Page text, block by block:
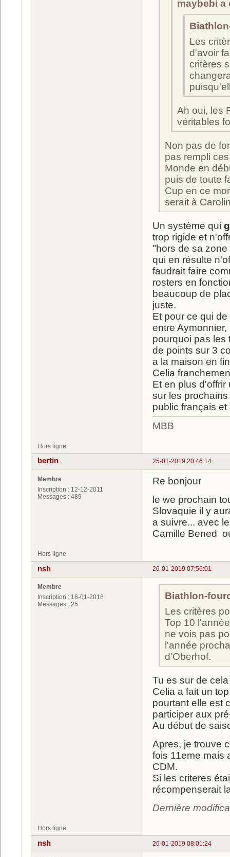
maybebi a
Les
d'avoir
critères
Ah oui, les
véritables
Non pas de
pas rempli
Monde en
puis de toute
Cup en ce
serait à
Un système qui
trop rigide et
"hors de sa
qui en résulte
faudrait faire
rosters en
beaucoup de
juste.
Et pour ce qui
entre
pourquoi pas les
de points sur 3
a la maison en
Celia
Et en plus
sur les
public français
MBB
Hors ligne
25-01-2019 20:46:14
bertin
Membre
Inscription : 12-12-2011
Messages : 489
Re bonjour
le we prochain
Slovaquie il y
a suivre... avec
Camille Bened
Hors ligne
26-01-2019 07:56:01
nsh
Membre
Inscription : 16-01-2018
Messages : 25
Biathlon-
Les critères
Top 10
ne vois pas
l'année
d'Oberhof.
Tu es sur de
Celia a fait un
pourtant elle est
participer aux
Au début de
Apres, je trouve
fois 11eme mais
CDM.
Si les criteres
récompenserait
Dernière
Hors ligne
26-01-2019 08:01:24
nsh